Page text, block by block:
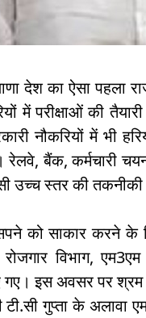
देश का ऐसा पहला
में परीक्षाओं की
नौकरियों में भी
रेलवे, बैंक, कर्मचारी
उच्च स्तर की तकनीकी
को साकार करने के
रोजगार विभाग,
इस अवसर पर श्रम
टी.सी गुप्ता के